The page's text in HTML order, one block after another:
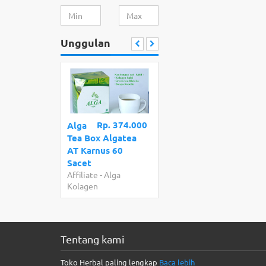
Unggulan
Rp. 374.000
Alga
Tea Box Algatea
AT Karnus 60
Sacet
Affiliate -Alga
Kolagen
Tentang kami
Toko Herbal paling lengkap Baca lebih